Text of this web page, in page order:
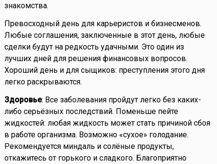
знакомства.
Превосходный день для карьеристов и бизнесменов.
Любые соглашения, заключенные в этот день, любые
сделки будут на редкость удачными. Это один из
лучших дней для решения финансовых вопросов.
Хороший день и для сыщиков: преступления этого дня
легко раскрываются.
Здоровье: Все заболевания пройдут легко без каких-
либо серьёзных последствий. Поменьше пейте
жидкостей: любая жидкость может стать причиной сбоя
в работе организма. Возможно «сухое» голодание.
Рекомендуется миндаль и солёные продукты,
откажитесь от горького и сладкого. Благоприятно